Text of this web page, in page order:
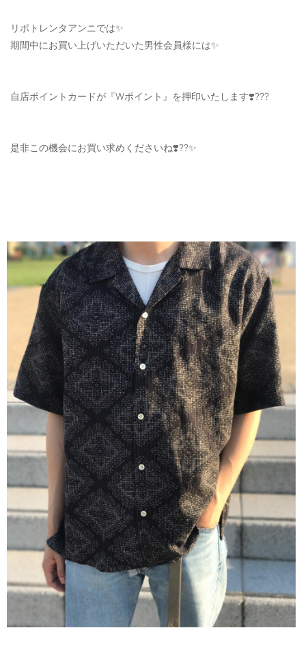
リポトレンタアンニでは✨
期間中にお買い上げいただいた男性会員様には✨
自店ポイントカードが『Wポイント』を押印いたします❣️???
是非この機会にお買い求めくださいね❣️??✨